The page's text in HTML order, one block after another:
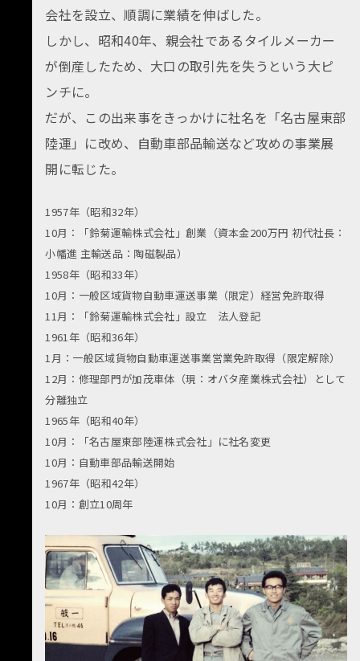
会社を設立、順調に業績を伸ばした。
しかし、昭和40年、親会社であるタイルメーカー
が倒産したため、大口の取引先を失うという大ピ
ンチに。
だが、この出来事をきっかけに社名を「名古屋東部
陸運」に改め、自動車部品輸送など攻めの事業展
開に転じた。
1957年（昭和32年）
10月：「鈴菊運輸株式会社」創業（資本金200万円 初代社長：
小幡進 主輸送品：陶磁製品）
1958年（昭和33年）
10月：一般区域貨物自動車運送事業（限定）経営免許取得
11月：「鈴菊運輸株式会社」設立 法人登記
1961年（昭和36年）
1月：一般区域貨物自動車運送事業営業免許取得（限定解除）
12月：修理部門が加茂車体（現：オバタ産業株式会社）として
分離独立
1965年（昭和40年）
10月：「名古屋東部陸運株式会社」に社名変更
10月：自動車部品輸送開始
1967年（昭和42年）
10月：創立10周年